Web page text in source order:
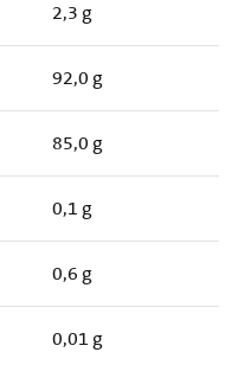
2,3 g
92,0 g
85,0 g
0,1 g
0,6 g
0,01 g